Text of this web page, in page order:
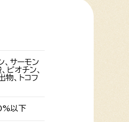
、サーモン
ビオチン、
、トコフ
以下